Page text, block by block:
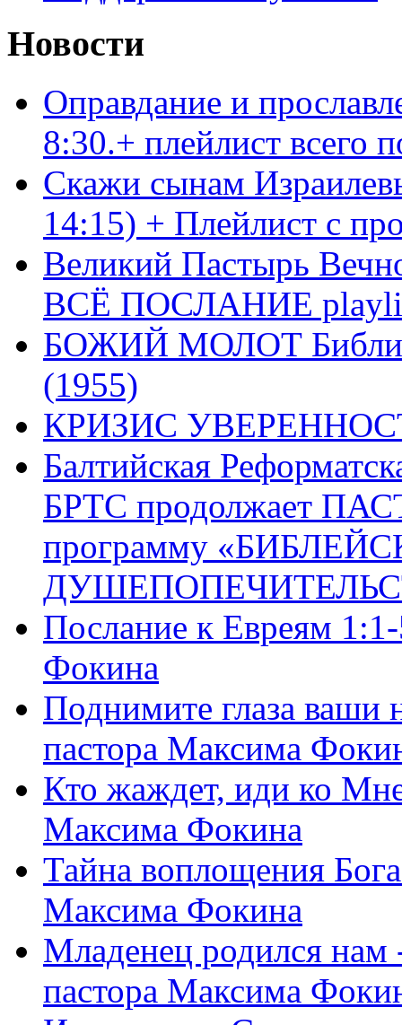
Новости
Оправдание и
8:30.+ плейлист
Скажи сынам
14:15) + Плейлист с
Великий Пастырь
ВСЁ ПОСЛАНИЕ
БОЖИЙ МОЛОТ Библия
(1955)
КРИЗИС
Балтийская
БРТС продолжает
программу
Послание к Евреям
Фокина
Поднимите глаза ваши
пастора Максима
Кто жаждет, иди ко
Максима Фокина
Тайна воплощения
Максима Фокина
Младенец родился
пастора Максима